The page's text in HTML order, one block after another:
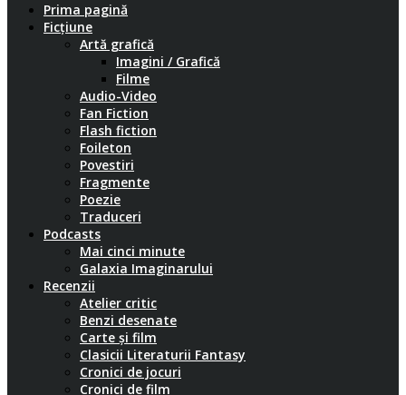
Prima pagină
Ficțiune
Artă grafică
Imagini / Grafică
Filme
Audio-Video
Fan Fiction
Flash fiction
Foileton
Povestiri
Fragmente
Poezie
Traduceri
Podcasts
Mai cinci minute
Galaxia Imaginarului
Recenzii
Atelier critic
Benzi desenate
Carte și film
Clasicii Literaturii Fantasy
Cronici de jocuri
Cronici de film